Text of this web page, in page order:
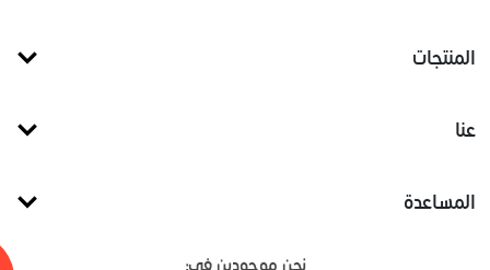
المنتجات
عنا
المساعدة
نحن موجودين في: